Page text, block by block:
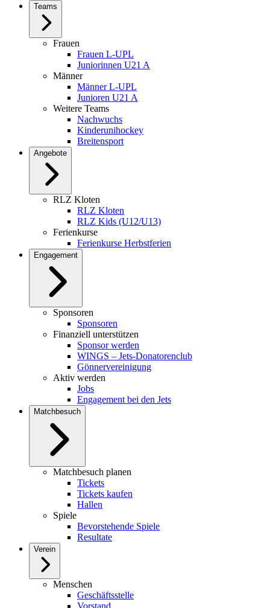
Teams
Frauen
Frauen L-UPL
Juniorinnen U21 A
Männer
Männer L-UPL
Junioren U21 A
Weitere Teams
Nachwuchs
Kinderunihockey
Breitensport
Angebote
RLZ Kloten
RLZ Kloten
RLZ Kids (U12/U13)
Ferienkurse
Ferienkurse Herbstferien
Engagement
Sponsoren
Sponsoren
Finanziell unterstützen
Sponsor werden
WINGS – Jets-Donatorenclub
Gönnervereinigung
Aktiv werden
Jobs
Engagement bei den Jets
Matchbesuch
Matchbesuch planen
Tickets
Tickets kaufen
Hallen
Spiele
Bevorstehende Spiele
Resultate
Verein
Menschen
Geschäftsstelle
Vorstand